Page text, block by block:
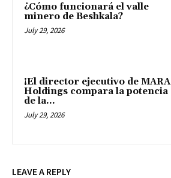
¿Cómo funcionará el valle
minero de Beshkala?
July 29, 2026
¡El director ejecutivo de MARA
Holdings compara la potencia
de la...
July 29, 2026
LEAVE A REPLY